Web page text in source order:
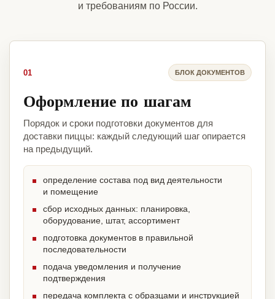
и требованиям по России.
01 БЛОК ДОКУМЕНТОВ
Оформление по шагам
Порядок и сроки подготовки документов для
доставки пиццы: каждый следующий шаг опирается
на предыдущий.
определение состава под вид деятельности
и помещение
сбор исходных данных: планировка,
оборудование, штат, ассортимент
подготовка документов в правильной
последовательности
подача уведомления и получение
подтверждения
передача комплекта с образцами и инструкцией